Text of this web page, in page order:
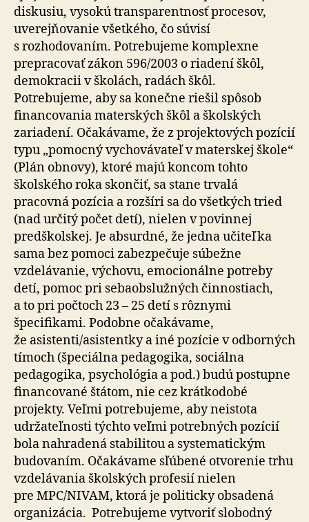
diskusiu, vysokú transparentnosť procesov,
uverejňovanie všetkého, čo súvisí
s rozhodovaním. Potrebujeme komplexne
prepracovať zákon 596/2003 o riadení škôl,
demokracii v školách, radách škôl.
Potrebujeme, aby sa konečne riešil spôsob
financovania materských škôl a školských
zariadení. Očakávame, že z projektových pozícií
typu „pomocný vychovávateľ v materskej škole“
(Plán obnovy), ktoré majú koncom tohto
školského roka skončiť, sa stane trvalá
pracovná pozícia a rozšíri sa do všetkých tried
(nad určitý počet detí), nielen v povinnej
predškolskej. Je absurdné, že jedna učiteľka
sama bez pomoci zabezpečuje súbežne
vzdelávanie, výchovu, emocionálne potreby
detí, pomoc pri sebaobslužných činnostiach,
a to pri počtoch 23 – 25 detí s rôznymi
špecifikami. Podobne očakávame,
že asistenti/asistentky a iné pozície v odborných
tímoch (špeciálna pedagogika, sociálna
pedagogika, psychológia a pod.) budú postupne
financované štátom, nie cez krátkodobé
projekty. Veľmi potrebujeme, aby neistota
udržateľnosti týchto veľmi potrebných pozícií
bola nahradená stabilitou a systematickým
budovaním. Očakávame sľúbené otvorenie trhu
vzdelávania školských profesií nielen
pre MPC/NIVAM, ktorá je politicky obsadená
organizácia. Potrebujeme vytvoriť slobodný